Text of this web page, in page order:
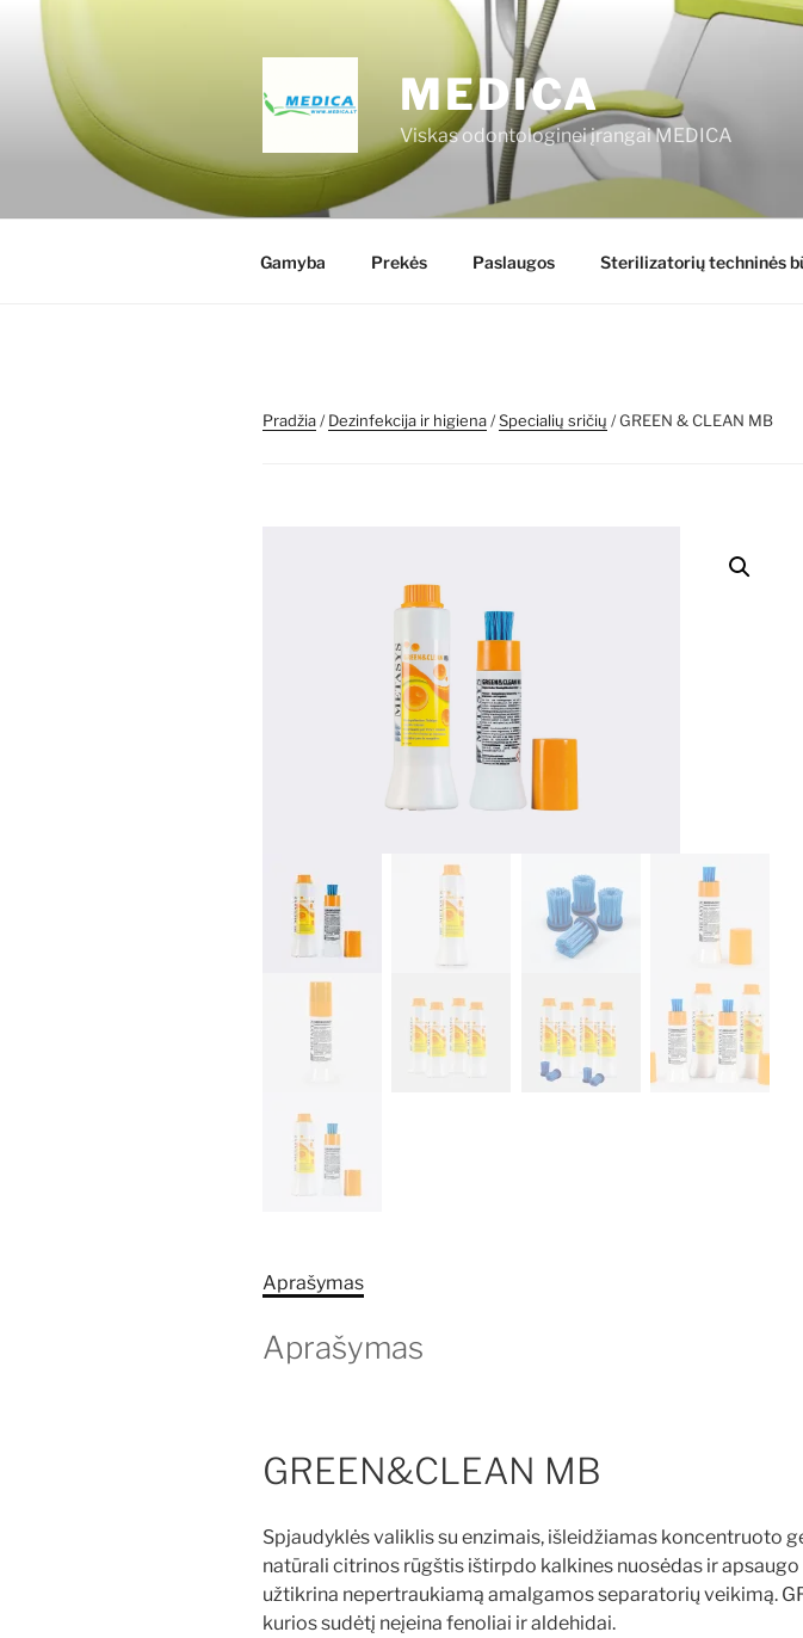
turinio
MEDICA
Viskas odontologinei įrangai MEDICA
Gamyba Prekės Paslaugos Sterilizatorių techninės
Pradžia/Dezinfekcija ir higiena/Specialių sričių / GREEN & CLEAN MB
Aprašymas
Aprašymas
GREEN&CLEAN MB
Spjaudyklės valiklis su enzimais, išleidžiamas koncentruoto
natūrali citrinos rūgštis ištirpdo kalkines nuosėdas ir
užtikrina nepertraukiamą amalgamos separatorių veikimą.
kurios sudėtį neįeina fenoliai ir aldehidai.